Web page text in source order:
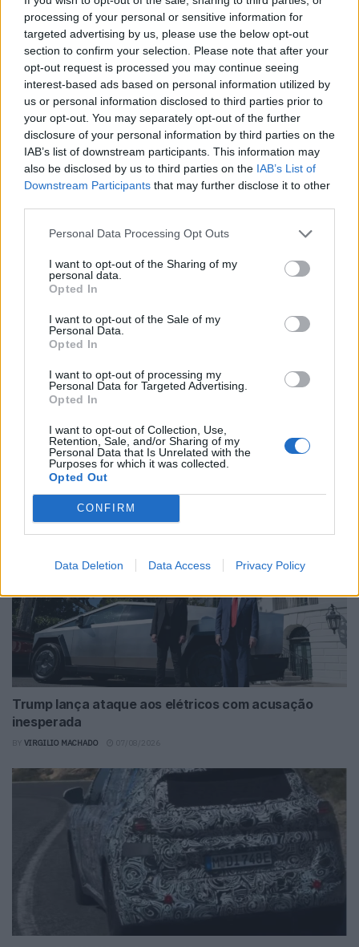
processing of your personal or sensitive information for
targeted advertising by us, please use the below opt-out
section to confirm your selection. Please note that after your
opt-out request is processed you may continue seeing
interest-based ads based on personal information utilized by
us or personal information disclosed to third parties prior to
your opt-out. You may separately opt-out of the further
disclosure of your personal information by third parties on the
IAB’s list of downstream participants. This information may
also be disclosed by us to third parties on the IAB’s List of
Downstream Participants that may further disclose it to other
Personal Data Processing Opt Outs
I want to opt-out of the Sharing of my
personal data.
Opted In
I want to opt-out of the Sale of my
Personal Data.
Opted In
I want to opt-out of processing my
Personal Data for Targeted Advertising.
Opted In
I want to opt-out of Collection, Use,
Retention, Sale, and/or Sharing of my
Personal Data that Is Unrelated with the
Purposes for which it was collected.
Opted Out
CONFIRM
Data Deletion Data Access Privacy Policy
menos com uma pegada de carbono significativamente
mais leve. E se o Tiguan conseguir manter o estatuto de
best-seller nesta nova era, então a transição energética
da Volkswagen terá dado o seu passo mais certeiro.
Vitor Mendes
Torcal redefine luxo sensorial no primeiro
SUV elétrico da Bentley
VIRGILIO MACHADO
Trump lança ataque aos elétricos com acusação
inesperada
VIRGILIO MACHADO